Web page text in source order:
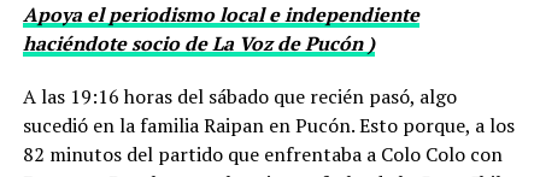
Apoya el periodismo local e independiente
haciéndote socio de La Voz de Pucón )
A las 19:16 horas del sábado que recién pasó, algo
sucedió en la familia Raipan en Pucón. Esto porque, a los
82 minutos del partido que enfrentaba a Colo Colo con